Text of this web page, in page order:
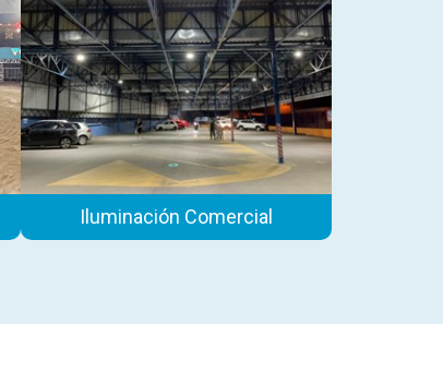
Iluminación Comercial